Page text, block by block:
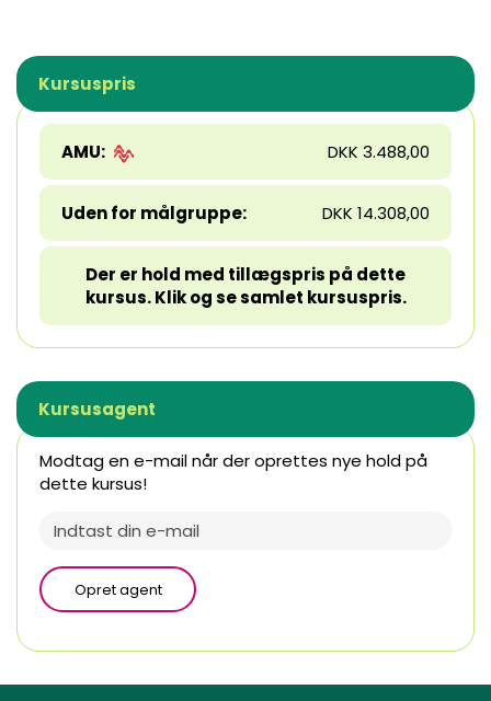
Kursuspris
AMU: DKK 3.488,00
Uden for målgruppe: DKK 14.308,00
Der er hold med tillægspris på dette
kursus. Klik og se samlet kursuspris.
Kursusagent
Modtag en e-mail når der oprettes nye hold på
dette kursus!
Opret agent